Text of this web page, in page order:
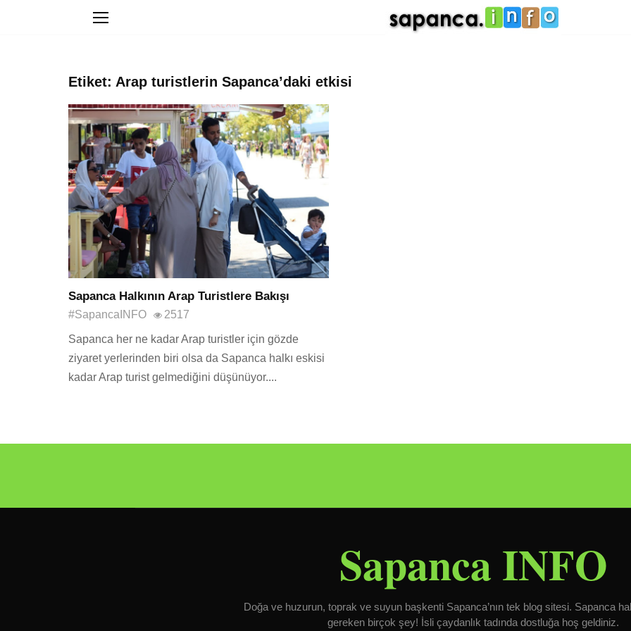
Etiket: Arap turistlerin Sapanca’daki etkisi
Sapanca Halkının Arap Turistlere Bakışı
#SapancaINFO 2517
Sapanca her ne kadar Arap turistler için gözde
ziyaret yerlerinden biri olsa da Sapanca halkı eskisi
kadar Arap turist gelmediğini düşünüyor....
Sapanca INFO
Doğa ve huzurun, toprak ve suyun başkenti Sapanca’nın tek blog sitesi. Sapanca
gereken birçok şey! İsli çaydanlık tadında dostluğa hoş geldiniz.